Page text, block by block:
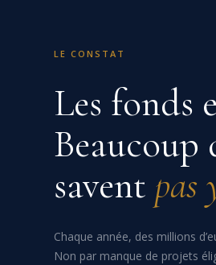
LE CONSTAT
Les fonds
Beaucoup
savent pas
Chaque année, des millions
Non par manque de projets